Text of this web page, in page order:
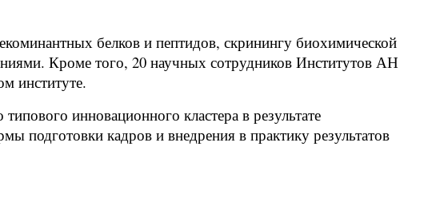
белков и пептидов, скринингу биохимической
Кроме того, 20 научных сотрудников Институтов АН
институте.
инновационного кластера в результате
подготовки кадров и внедрения в практику результатов